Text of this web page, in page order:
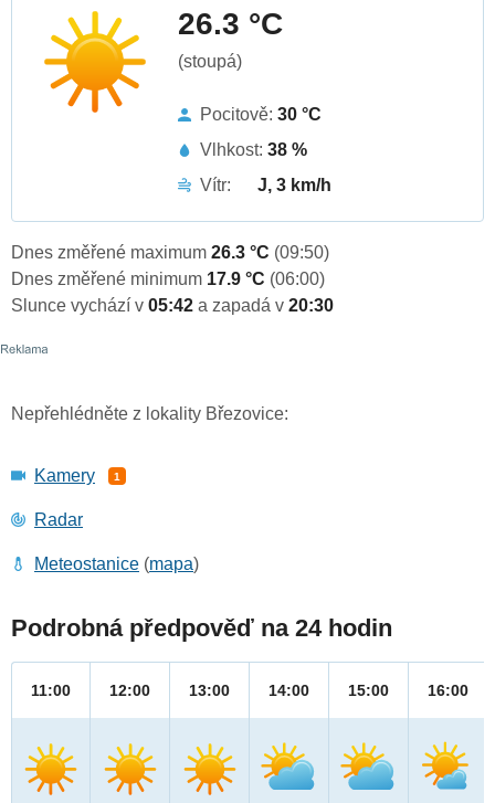
26.3 °C
(stoupá)
Pocitově: 30 °C
Vlhkost: 38 %
Vítr:
J, 3 km/h
Dnes změřené maximum 26.3 °C (09:50)
Dnes změřené minimum 17.9 °C (06:00)
Slunce vychází v 05:42 a zapadá v 20:30
Nepřehlédněte z lokality Březovice:
Kamery 1
Radar
Meteostanice (mapa)
Podrobná předpověď na 24 hodin
11:00 12:00 13:00 14:00 15:00 16:00